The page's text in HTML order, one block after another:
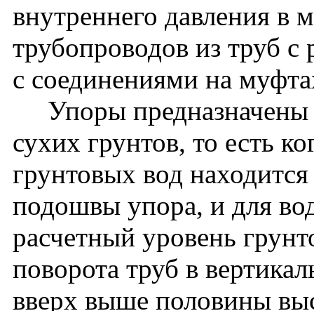
внутреннего давления в
трубопроводов из труб
с соединениями на
Упоры предназначены
сухих грунтов, то есть
грунтовых вод
подошвы упора, и для
расчетный уровень
поворота труб в
вверх выше половины